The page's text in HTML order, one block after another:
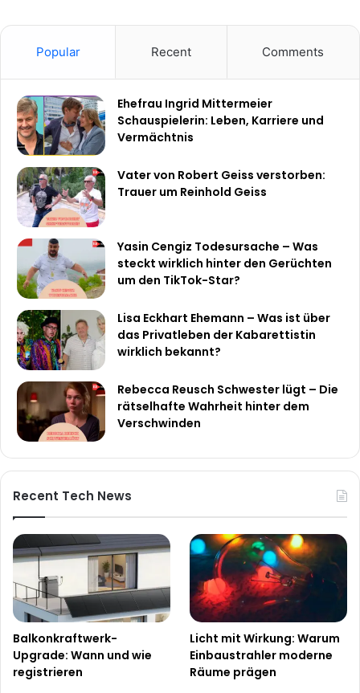
Popular Recent Comments
Ehefrau Ingrid Mittermeier
Schauspielerin: Leben, Karriere und
Vermächtnis
Vater von Robert Geiss verstorben:
Trauer um Reinhold Geiss
Yasin Cengiz Todesursache – Was
steckt wirklich hinter den Gerüchten
um den TikTok-Star?
Lisa Eckhart Ehemann – Was ist über
das Privatleben der Kabarettistin
wirklich bekannt?
Rebecca Reusch Schwester lügt – Die
rätselhafte Wahrheit hinter dem
Verschwinden
Recent Tech News
Balkonkraftwerk-
Upgrade: Wann und wie
registrieren
Licht mit Wirkung: Warum
Einbaustrahler moderne
Räume prägen